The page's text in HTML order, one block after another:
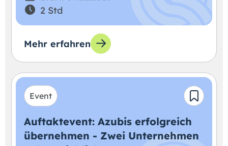
2 Std
Mehr erfahren
Event
Auftaktevent: Azubis erfolgreich
übernehmen - Zwei Unternehmen